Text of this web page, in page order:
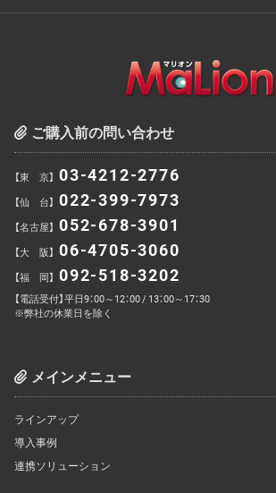
ご購入前の問い合わせ
【東 京】 03-4212-2776
【仙 台】 022-399-7973
【名古屋】 052-678-3901
【大 阪】 06-4705-3060
【福 岡】 092-518-3202
【電話受付】平日9：00～12：00 / 13：00～17：30
※弊社の休業日を除く
メインメニュー
ラインアップ
導入事例
連携ソリューション